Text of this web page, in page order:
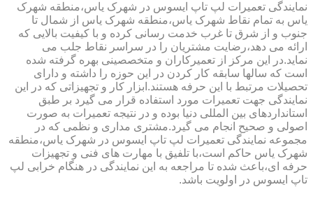
نمایندگی تعمیرات لپ تاپ ایسوس در شهرک یاس،منطقه شهرک
یاس به تمام نقاط شهرک یاس،منطقه شهرک یاس از شمال تا
جنوب و از شرق تا غرب خدمت رسانی کرده و با کیفیت بالایی که
ارائه می دهد،رضایت مشتریان را در سراسر نقاط جلب می
نماید.در این مرکز از تعمیرکاران و متخصصینی بهره گرفته شده
است که سالها سابقه کار کردن در این حوزه را داشته و دارای
تحصیلات مرتبط با این حرفه هستند.ابزار کار و تجهیزاتی که در این
نمایندگی جهت تعمیرات مورد استفاده قرار می گیرد بر طبق
استانداردهای بین المللی دنیا بوده و در نتیجه تعمیرات به صورت
اصولی و صحیح انجام می گیرد.مشتری مداری و نظمی که در
مجموعه نمایندگی تعمیرات لپ تاپ ایسوس در شهرک یاس،منطقه
شهرک یاس حاکم است،با تلفیق با مهارت های فنی و تجهیزات
حرفه ای،باعث شده تا مراجعه به این نمایندگی در هنگام خرابی لپ
تاپ ایسوس در اولویت باشد.